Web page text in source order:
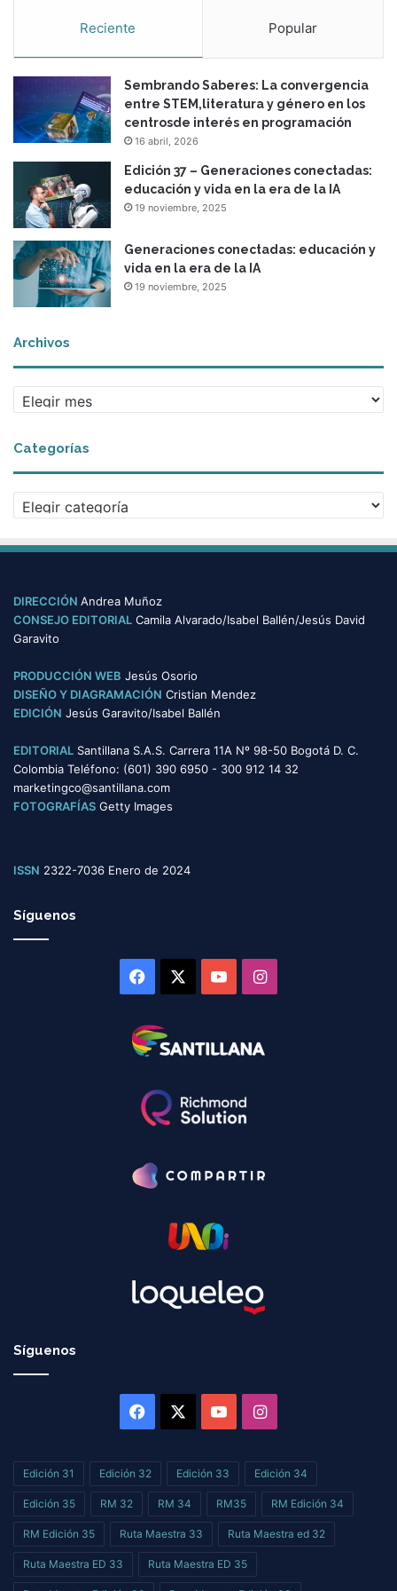
Reciente Popular
Sembrando Saberes: La convergencia
entre STEM,literatura y género en los
centrosde interés en programación
16 abril, 2026
Edición 37 – Generaciones conectadas:
educación y vida en la era de la IA
19 noviembre, 2025
Generaciones conectadas: educación y
vida en la era de la IA
19 noviembre, 2025
Archivos
r
h
i
Categorías
a
e
o
r
s
DIRECCIÓN Andrea Muñoz
CONSEJO EDITORIAL Camila Alvarado/Isabel Ballén/Jesús David
Garavito
PRODUCCIÓN WEB Jesús Osorio
DISEÑO Y DIAGRAMACIÓN Cristian Mendez
EDICIÓN Jesús Garavito/Isabel Ballén
EDITORIAL Santillana S.A.S. Carrera 11A Nº 98-50 Bogotá D. C.
Colombia Teléfono: (601) 390 6950 - 300 912 14 32
marketingco@santillana.com
FOTOGRAFÍAS Getty Images
ISSN 2322-7036 Enero de 2024
Síguenos
Facebook YouTubeInstagram
Síguenos
Facebook YouTubeInstagram
Edición 31 Edición 32 Edición 33 Edición 34
Edición 35 RM 32 RM 34 RM35 RM Edición 34
RM Edición 35 Ruta Maestra 33 Ruta Maestra ed 32
Ruta Maestra ED 33 Ruta Maestra ED 35